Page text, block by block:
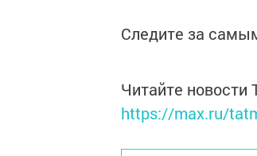
Следите за
Читайте
https://max.ru/